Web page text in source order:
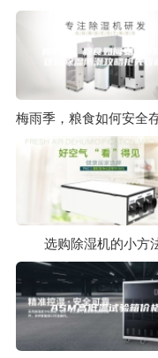
选购除湿机的小方